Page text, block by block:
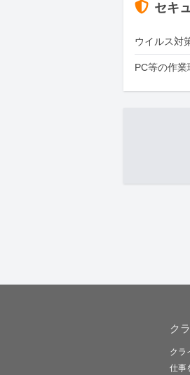
セキ
ウイルス対
PC等の作
ク
クラ
仕事